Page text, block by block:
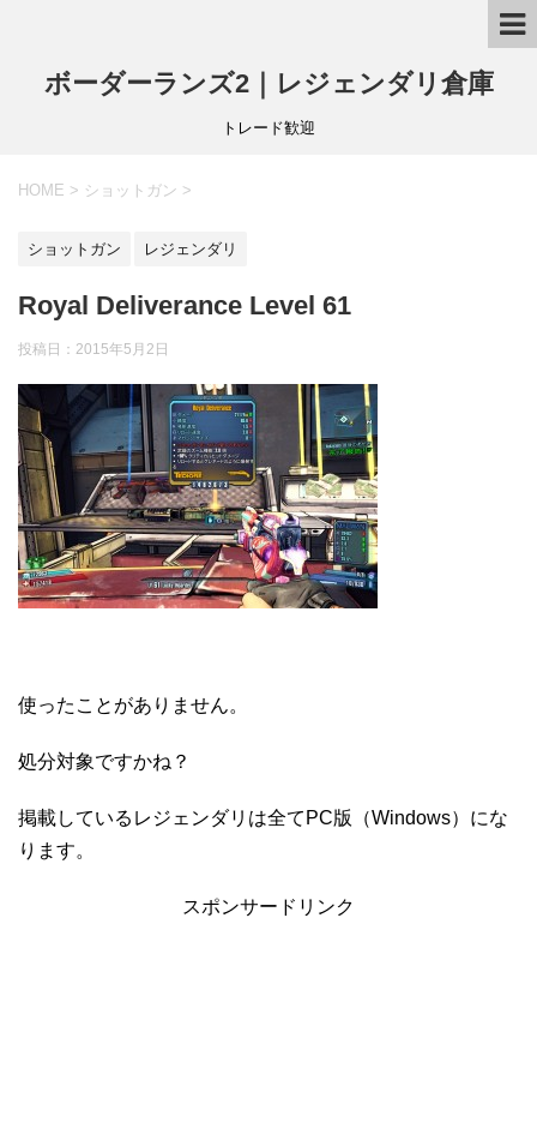
ボーダーランズ2｜レジェンダリ倉庫
トレード歓迎
HOME > ショットガン >
ショットガン レジェンダリ
Royal Deliverance Level 61
投稿日： 2015年5月2日
使ったことがありません。
処分対象ですかね？
掲載しているレジェンダリは全てPC版（Windows）にな
ります。
スポンサードリンク